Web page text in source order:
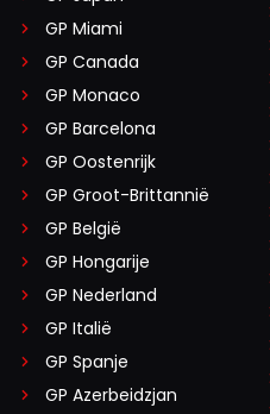
GP Miami
GP Canada
GP Monaco
GP Barcelona
GP Oostenrijk
GP Groot-Brittannië
GP België
GP Hongarije
GP Nederland
GP Italië
GP Spanje
GP Azerbeidzjan